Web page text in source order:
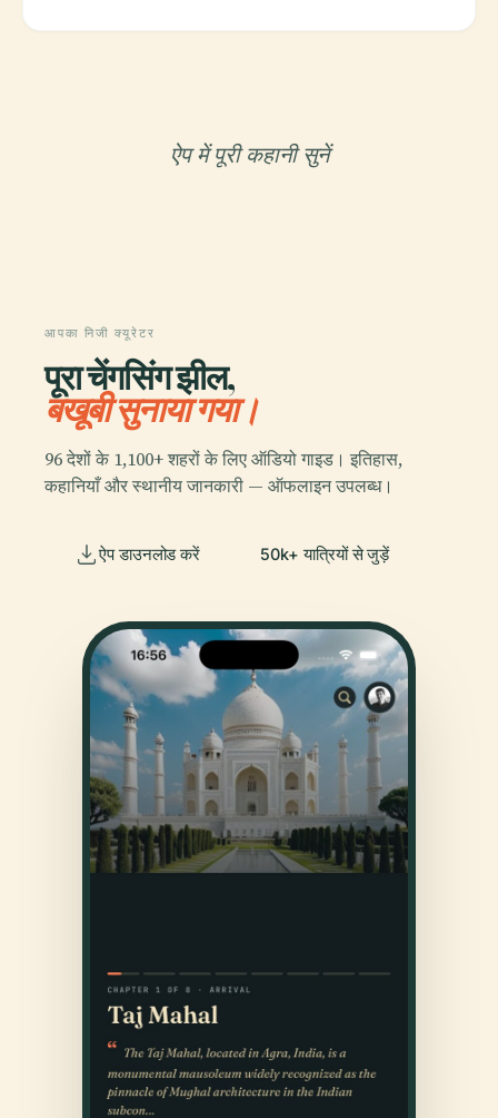
ऐप में पूरी कहानी सुनें
आपका निजी क्यूरेटर
पूरा चेंगसिंग झील,
बखूबी सुनाया गया।
96 देशों के 1,100+ शहरों के लिए ऑडियो गाइड। इतिहास,
कहानियाँ और स्थानीय जानकारी — ऑफलाइन उपलब्ध।
ऐप डाउनलोड करें 50k+ यात्रियों से जुड़ें